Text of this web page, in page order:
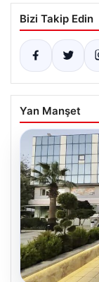
Bizi Takip Edin
Yan Manşet